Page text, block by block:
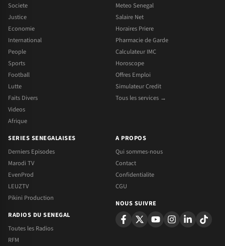
Societe
Justice
Economie
International
People
Sports
Football
Lutte
Faits Divers
Videos
Afrique
Meteo Senegal
Salaire Net
Horaires Priere
Pharmacie de Garde
Calculateur IMC
Horoscope
Offres Emploi
Simulateur Credit
Tous les services →
SERIES SENEGALAISES
Derniers Episodes
Marodi TV
EvenProd
LEUZTV
Pikini Production
RADIOS DU SENEGAL
Toutes les Radios
RFM
A PROPOS
Qui sommes-nous
Contact
Confidentialite
CGU
NOUS SUIVRE